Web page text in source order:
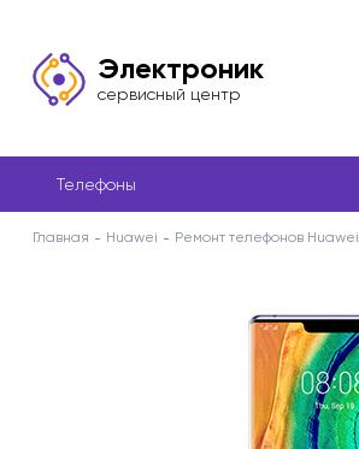
Электроник
сервисный центр
Телефоны
Главная Huawei Ремонт телефонов Huawei